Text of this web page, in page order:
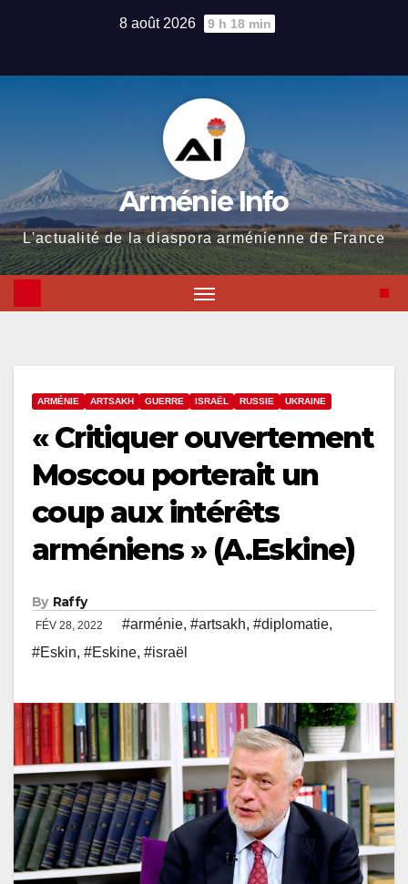
8 août 2026 9 h 18 min
Arménie Info
L'actualité de la diaspora arménienne de France
ARMÉNIE ARTSAKH GUERRE ISRAËL RUSSIE UKRAINE
« Critiquer ouvertement
Moscou porterait un
coup aux intérêts
arméniens » (A.Eskine)
By Raffy
FÉV 28, 2022 #arménie, #artsakh, #diplomatie,
#Eskin, #Eskine, #israël